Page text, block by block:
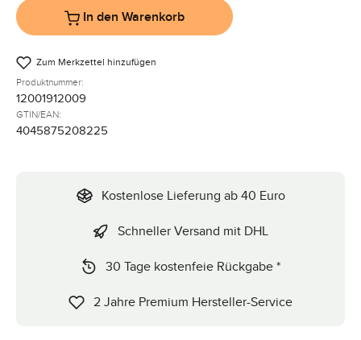
In den Warenkorb
Zum Merkzettel hinzufügen
Produktnummer:
12001912009
GTIN/EAN:
4045875208225
Kostenlose Lieferung ab 40 Euro
Schneller Versand mit DHL
30 Tage kostenfeie Rückgabe *
2 Jahre Premium Hersteller-Service